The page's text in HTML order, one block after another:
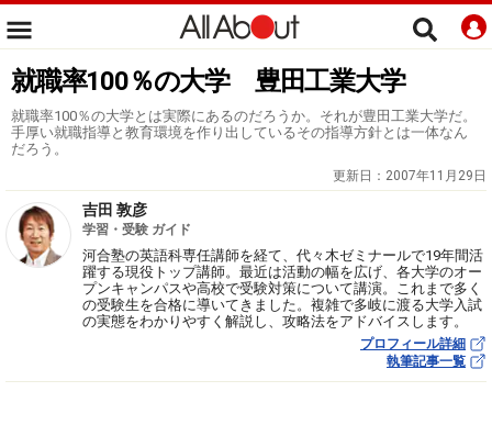
就職率100％の大学 豊田工業大学
就職率100％の大学とは実際にあるのだろうか。それが豊田工業大学だ。
手厚い就職指導と教育環境を作り出しているその指導方針とは一体なん
だろう。
更新日： 2007年11月29日
吉田 敦彦
学習・受験 ガイド
河合塾の英語科専任講師を経て、代々木ゼミナールで19年間活
躍する現役トップ講師。最近は活動の幅を広げ、各大学のオー
プンキャンパスや高校で受験対策について講演。これまで多く
の受験生を合格に導いてきました。複雑で多岐に渡る大学入試
の実態をわかりやすく解説し、攻略法をアドバイスします。
プロフィール詳細
執筆記事一覧